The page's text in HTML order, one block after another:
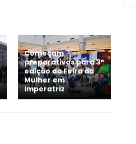
Começam
preparativos para 3°
edição da Feira da
Mulher em
Imperatriz